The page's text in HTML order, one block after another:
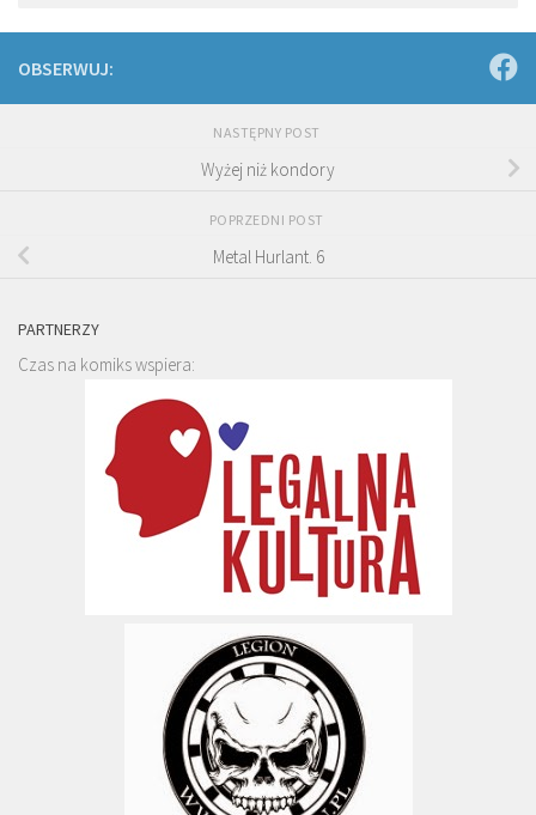
OBSERWUJ:
NASTĘPNY POST
Wyżej niż kondory
POPRZEDNI POST
Metal Hurlant. 6
PARTNERZY
Czas na komiks wspiera: